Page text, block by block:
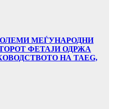
МЕЃУНАРОДНИ
ФЕТАЈИ ОДРЖА
НА TAEG,